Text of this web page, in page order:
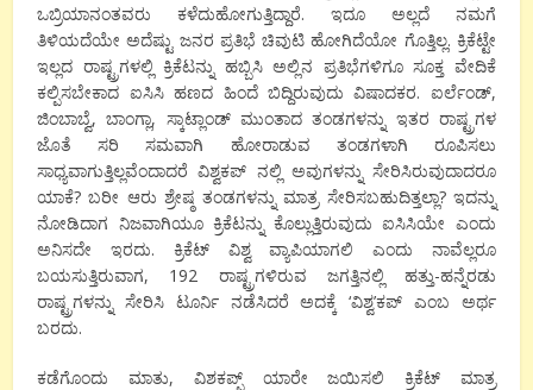
ಒಬ್ರಿಯಾನಂತವರು ಕಳೆದುಹೋಗುತ್ತಿದ್ದಾರೆ. ಇದೂ ಅಲ್ಲದೆ ನಮಗೆ
ತಿಳಿಯದೆಯೇ ಅದೆಷ್ಟು ಜನರ ಪ್ರತಿಭೆ ಚಿವುಟಿ ಹೋಗಿದೆಯೋ ಗೊತ್ತಿಲ್ಲ. ಕ್ರಿಕೆಟ್ಟೇ
ಇಲ್ಲದ ರಾಷ್ಟ್ರಗಳಲ್ಲಿ ಕ್ರಿಕೆಟನ್ನು ಹಬ್ಬಿಸಿ ಅಲ್ಲಿನ ಪ್ರತಿಭೆಗಳಿಗೂ ಸೂಕ್ತ ವೇದಿಕೆ
ಕಲ್ಪಿಸಬೇಕಾದ ಐಸಿಸಿ ಹಣದ ಹಿಂದೆ ಬಿದ್ದಿರುವುದು ವಿಷಾದಕರ. ಐರ್ಲೆಂಡ್,
ಜಿಂಬಾಬ್ವೆ, ಬಾಂಗ್ಲಾ, ಸ್ಕಾಟ್ಲಾಂಡ್ ಮುಂತಾದ ತಂಡಗಳನ್ನು ಇತರ ರಾಷ್ಟ್ರಗಳ
ಜೊತೆ ಸರಿ ಸಮವಾಗಿ ಹೋರಾಡುವ ತಂಡಗಳಾಗಿ ರೂಪಿಸಲು
ಸಾಧ್ಯವಾಗುತ್ತಿಲ್ಲವೆಂದಾದರೆ ವಿಶ್ವಕಪ್ ನಲ್ಲಿ ಅವುಗಳನ್ನು ಸೇರಿಸಿರುವುದಾದರೂ
ಯಾಕೆ? ಬರೀ ಆರು ಶ್ರೇಷ್ಠ ತಂಡಗಳನ್ನು ಮಾತ್ರ ಸೇರಿಸಬಹುದಿತ್ತಲ್ಲಾ? ಇದನ್ನು
ನೋಡಿದಾಗ ನಿಜವಾಗಿಯೂ ಕ್ರಿಕೆಟನ್ನು ಕೊಲ್ಲುತ್ತಿರುವುದು ಐಸಿಸಿಯೇ ಎಂದು
ಅನಿಸದೇ ಇರದು. ಕ್ರಿಕೆಟ್ ವಿಶ್ವ ವ್ಯಾಪಿಯಾಗಲಿ ಎಂದು ನಾವೆಲ್ಲರೂ
ಬಯಸುತ್ತಿರುವಾಗ, 192 ರಾಷ್ಟ್ರಗಳಿರುವ ಜಗತ್ತಿನಲ್ಲಿ ಹತ್ತು-ಹನ್ನೆರಡು
ರಾಷ್ಟ್ರಗಳನ್ನು ಸೇರಿಸಿ ಟೂರ್ನಿ ನಡೆಸಿದರೆ ಅದಕ್ಕೆ ‘ವಿಶ್ವ’ಕಪ್ ಎಂಬ ಅರ್ಥ
ಬರದು.
ಕಡೆಗೊಂದು ಮಾತು, ವಿಶಕಪ್ಪ್ ಯಾರೇ ಜಯಿಸಲಿ ಕ್ರಿಕೆಟ್ ಮಾತ್ರ